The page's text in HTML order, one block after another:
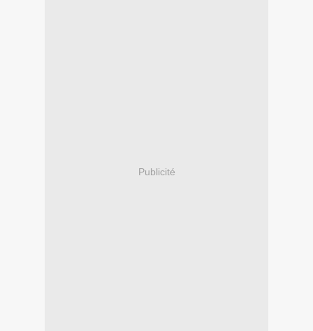
Publicité